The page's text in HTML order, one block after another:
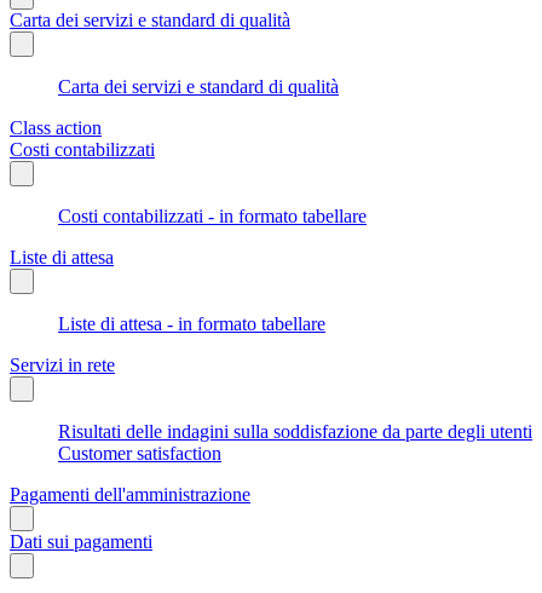
Carta dei servizi e standard di qualità
Carta dei servizi e standard di qualità
Class action
Costi contabilizzati
Costi contabilizzati - in formato tabellare
Liste di attesa
Liste di attesa - in formato tabellare
Servizi in rete
Risultati delle indagini sulla soddisfazione da parte degli utenti
Customer satisfaction
Pagamenti dell'amministrazione
Dati sui pagamenti